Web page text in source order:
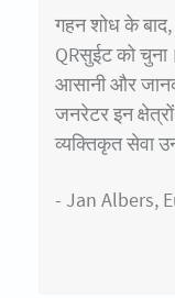
गहन शोध के
QRसुईट को
आसानी और
जनरेटर इन
व्यक्तिकृत सेवा
- Jan Albers,